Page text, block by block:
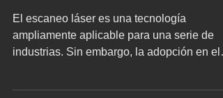
BIM de edificaciones
El escaneo láser es una tecnología
ampliamente aplicable para una serie de
sector de la arquitectura, ingeniería y